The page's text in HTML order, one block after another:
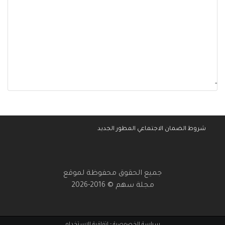
-
شروط الضمان الاجتماعي المطور الجديد
جميع الحقوق محفوظة لموقع
مجلة سهم © 2016-2026